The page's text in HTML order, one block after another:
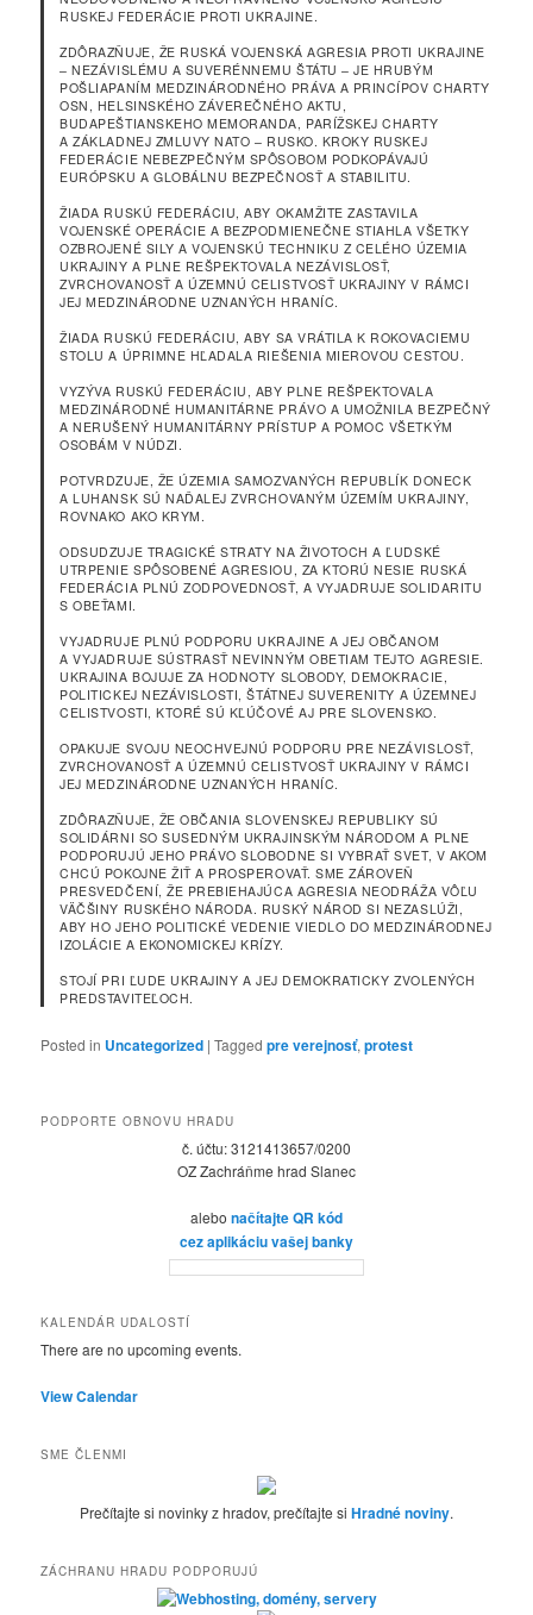
RUSKEJ FEDERÁCIE PROTI UKRAJINE.
ZDÔRAZŇUJE, ŽE RUSKÁ VOJENSKÁ AGRESIA PROTI UKRAJINE
– NEZÁVISLÉMU A SUVERÉNNEMU ŠTÁTU – JE HRUBÝM
POŠLIAPANÍM MEDZINÁRODNÉHO PRÁVA A PRINCÍPOV CHARTY
OSN, HELSINSKÉHO ZÁVEREČNÉHO AKTU,
BUDAPEŠTIANSKEHO MEMORANDA, PARÍŽSKEJ CHARTY
A ZÁKLADNEJ ZMLUVY NATO – RUSKO. KROKY RUSKEJ
FEDERÁCIE NEBEZPEČNÝM SPÔSOBOM PODKOPÁVAJÚ
EURÓPSKU A GLOBÁLNU BEZPEČNOSŤ A STABILITU.
ŽIADA RUSKÚ FEDERÁCIU, ABY OKAMŽITE ZASTAVILA
VOJENSKÉ OPERÁCIE A BEZPODMIENEČNE STIAHLA VŠETKY
OZBROJENÉ SILY A VOJENSKÚ TECHNIKU Z CELÉHO ÚZEMIA
UKRAJINY A PLNE REŠPEKTOVALA NEZÁVISLOSŤ,
ZVRCHOVANOSŤ A ÚZEMNÚ CELISTVOSŤ UKRAJINY V RÁMCI
JEJ MEDZINÁRODNE UZNANÝCH HRANÍC.
ŽIADA RUSKÚ FEDERÁCIU, ABY SA VRÁTILA K ROKOVACIEMU
STOLU A ÚPRIMNE HĽADALA RIEŠENIA MIEROVOU CESTOU.
VYZÝVA RUSKÚ FEDERÁCIU, ABY PLNE REŠPEKTOVALA
MEDZINÁRODNÉ HUMANITÁRNE PRÁVO A UMOŽNILA BEZPEČNÝ
A NERUŠENÝ HUMANITÁRNY PRÍSTUP A POMOC VŠETKÝM
OSOBÁM V NÚDZI.
POTVRDZUJE, ŽE ÚZEMIA SAMOZVANÝCH REPUBLÍK DONECK
A LUHANSK SÚ NAĎALEJ ZVRCHOVANÝM ÚZEMÍM UKRAJINY,
ROVNAKO AKO KRYM.
ODSUDZUJE TRAGICKÉ STRATY NA ŽIVOTOCH A ĽUDSKÉ
UTRPENIE SPÔSOBENÉ AGRESIOU, ZA KTORÚ NESIE RUSKÁ
FEDERÁCIA PLNÚ ZODPOVEDNOSŤ, A VYJADRUJE SOLIDARITU
S OBEŤAMI.
VYJADRUJE PLNÚ PODPORU UKRAJINE A JEJ OBČANOM
A VYJADRUJE SÚSTRASŤ NEVINNÝM OBETIAM TEJTO AGRESIE.
UKRAJINA BOJUJE ZA HODNOTY SLOBODY, DEMOKRACIE,
POLITICKEJ NEZÁVISLOSTI, ŠTÁTNEJ SUVERENITY A ÚZEMNEJ
CELISTVOSTI, KTORÉ SÚ KĽÚČOVÉ AJ PRE SLOVENSKO.
OPAKUJE SVOJU NEOCHVEJNÚ PODPORU PRE NEZÁVISLOSŤ,
ZVRCHOVANOSŤ A ÚZEMNÚ CELISTVOSŤ UKRAJINY V RÁMCI
JEJ MEDZINÁRODNE UZNANÝCH HRANÍC.
ZDÔRAZŇUJE, ŽE OBČANIA SLOVENSKEJ REPUBLIKY SÚ
SOLIDÁRNI SO SUSEDNÝM UKRAJINSKÝM NÁRODOM A PLNE
PODPORUJÚ JEHO PRÁVO SLOBODNE SI VYBRAŤ SVET, V AKOM
CHCÚ POKOJNE ŽIŤ A PROSPEROVAŤ. SME ZÁROVEŇ
PRESVEDČENÍ, ŽE PREBIEHAJÚCA AGRESIA NEODRÁŽA VÔĽU
VÄČŠINY RUSKÉHO NÁRODA. RUSKÝ NÁROD SI NEZASLÚŽI,
ABY HO JEHO POLITICKÉ VEDENIE VIEDLO DO MEDZINÁRODNEJ
IZOLÁCIE A EKONOMICKEJ KRÍZY.
STOJÍ PRI ĽUDE UKRAJINY A JEJ DEMOKRATICKY ZVOLENÝCH
PREDSTAVITEĽOCH.
Posted in Uncategorized |Tagged pre verejnosť,protest
PODPORTE OBNOVU HRADU
č. účtu: 3121413657/0200
OZ Zachráňme hrad Slanec
alebo načítajte QR kód
cez aplikáciu vašej banky
KALENDÁR UDALOSTÍ
There are no upcoming events.
View Calendar
SME ČLENMI
Prečítajte si novinky z hradov, prečítajte si Hradné noviny.
ZÁCHRANU HRADU PODPORUJÚ